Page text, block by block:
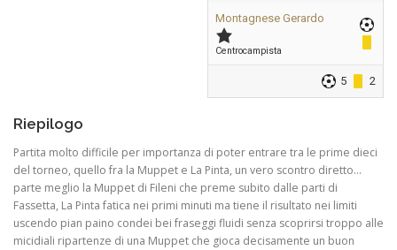
Montagnese Gerardo
Centrocampista
5 2
Riepilogo
Partita molto difficile per importanza di poter entrare tra le prime dieci
del torneo, quello fra la Muppet e La Pinta, un vero scontro diretto…
parte meglio la Muppet di Fileni che preme subito dalle parti di
Fassetta, La Pinta fatica nei primi minuti ma tiene il risultato nei limiti
uscendo pian paino condei bei fraseggi fluidi senza scoprirsi troppo alle
micidiali ripartenze di una Muppet che gioca decisamente un buon